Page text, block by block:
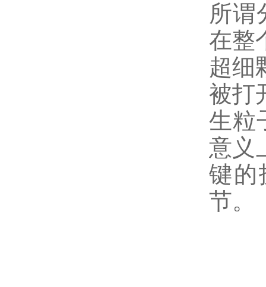
所谓
在整
超细
被打
生粒
意义
键的
节。